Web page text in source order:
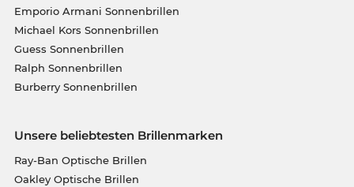
Emporio Armani Sonnenbrillen
Michael Kors Sonnenbrillen
Guess Sonnenbrillen
Ralph Sonnenbrillen
Burberry Sonnenbrillen
Unsere beliebtesten Brillenmarken
Ray-Ban Optische Brillen
Oakley Optische Brillen